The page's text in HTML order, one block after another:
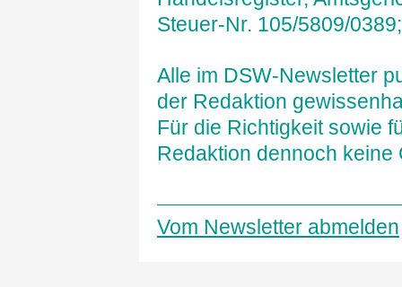
Steuer-Nr. 105/5809/
Alle im DSW-Newsletter
der Redaktion
Für die Richtigkeit sowie
Redaktion dennoch keine
Vom Newsletter abmelden